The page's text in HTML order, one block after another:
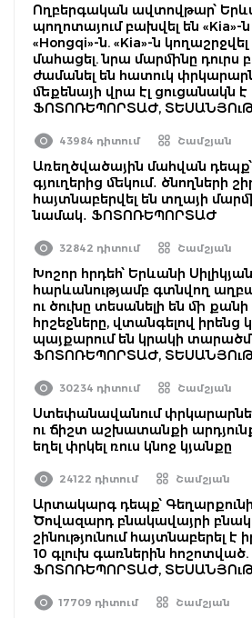
Ողբերգական ավտովթար՝
պողոտայում բախվել են «Kia»-
«Hongqi»-ն. «Kia»-ն
մահացել. նրա մարմինը դուրս
ժամանել են հատուկ
մեքենայի վրա էլ ցուցանակն է
ՖՈՏՈՌԵՊՈՐՏԱԺ,
43984 դիտում Շամշյան
Առեղծվածային մահվան
գյուղերից մեկում․ ծնողների
հայտնաբերվել են տղայի
նամակ․ ՖՈՏՈՌԵՊՈՐՏԱԺ
32842 դիտում Շամշյան
Խոշոր հրդեհ՝ Երևանի
հարևանությամբ գտնվող
ու ծուխը տեսանելի են մի քանի
հրշեջները, վտանգելով իրենց
պայքարում են կրակի
ՖՈՏՈՌԵՊՈՐՏԱԺ,
30234 դիտում Շամշյան
Ստեփանավանում
ու ճիշտ աշխատանքի
եղել փրկել ռուս կնոջ կյանքը
24122 դիտում Շամշյան
Արտակարգ դեպք՝
Ծովազարդ բնակավայրի
շինությունում հայտնաբերել
10 գլուխ գառներին հոշոտված.
ՖՈՏՈՌԵՊՈՐՏԱԺ,
17709 դիտում Շամշյան